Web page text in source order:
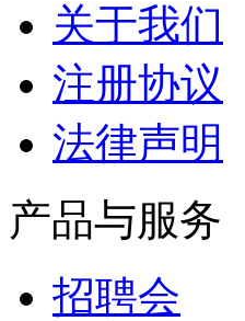
关于我们
注册协议
法律声明
产品与服务
招聘会